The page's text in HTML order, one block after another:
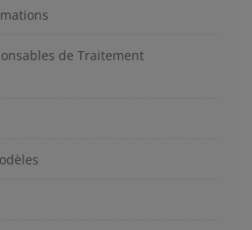
de Traitement